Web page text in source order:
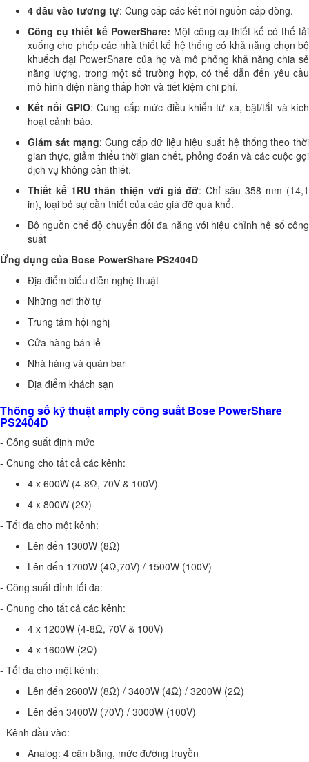
4 đầu vào tương tự: Cung cấp các kết nối nguồn cấp dòng.
Công cụ thiết kế PowerShare: Một công cụ thiết kế có thể tải
xuống cho phép các nhà thiết kế hệ thống có khả năng chọn bộ
khuếch đại PowerShare của họ và mô phỏng khả năng chia sẻ
năng lượng, trong một số trường hợp, có thể dẫn đến yêu cầu
mô hình điện năng thấp hơn và tiết kiệm chi phí.
Kết nối GPIO: Cung cấp mức điều khiển từ xa, bật/tắt và kích
hoạt cảnh báo.
Giám sát mạng: Cung cấp dữ liệu hiệu suất hệ thống theo thời
gian thực, giảm thiểu thời gian chết, phỏng đoán và các cuộc gọi
dịch vụ không cần thiết.
Thiết kế 1RU thân thiện với giá đỡ: Chỉ sâu 358 mm (14,1
in), loại bỏ sự cần thiết của các giá đỡ quá khổ.
Bộ nguồn chế độ chuyển đổi đa năng với hiệu chỉnh hệ số công
suất
Ứng dụng của Bose PowerShare PS2404D
Địa điểm biểu diễn nghệ thuật
Những nơi thờ tự
Trung tâm hội nghị
Cửa hàng bán lẻ
Nhà hàng và quán bar
Địa điểm khách sạn
Thông số kỹ thuật amply công suất Bose PowerShare
PS2404D
- Công suất định mức
- Chung cho tất cả các kênh:
4 x 600W (4-8Ω, 70V & 100V)
4 x 800W (2Ω)
- Tối đa cho một kênh:
Lên đến 1300W (8Ω)
Lên đến 1700W (4Ω,70V) / 1500W (100V)
- Công suất đỉnh tối đa:
- Chung cho tất cả các kênh:
4 x 1200W (4-8Ω, 70V & 100V)
4 x 1600W (2Ω)
- Tối đa cho một kênh:
Lên đến 2600W (8Ω) / 3400W (4Ω) / 3200W (2Ω)
Lên đến 3400W (70V) / 3000W (100V)
- Kênh đầu vào:
Analog: 4 cân bằng, mức đường truyền